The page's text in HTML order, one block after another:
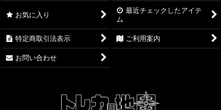
お気に入り
最近チェックしたアイテ
ム
特定商取引法表示 ご利用案内
お問い合わせ